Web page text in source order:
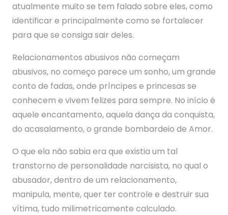
atualmente muito se tem falado sobre eles, como
identificar e principalmente como se fortalecer
para que se consiga sair deles.
Relacionamentos abusivos não começam
abusivos, no começo parece um sonho, um grande
conto de fadas, onde príncipes e princesas se
conhecem e vivem felizes para sempre. No início é
aquele encantamento, aquela dança da conquista,
do acasalamento, o grande bombardeio de Amor.
O que ela não sabia era que existia um tal
transtorno de personalidade narcisista, no qual o
abusador, dentro de um relacionamento,
manipula, mente, quer ter controle e destruir sua
vítima, tudo milimetricamente calculado.